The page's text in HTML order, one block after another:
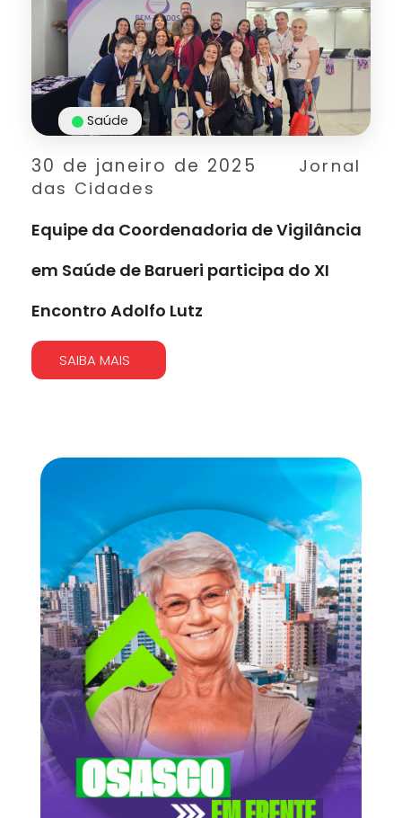
30 de janeiro de 2025
Jornal
das Cidades
Saúde
Equipe da Coordenadoria de Vigilância
em Saúde de Barueri participa do XI
Encontro Adolfo Lutz
SAIBA MAIS